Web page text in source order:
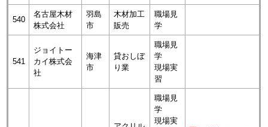
540
名古屋木材
株式会社
羽島
市
木材加工
販売
職場見
学
541
ジョイトー
カイ株式会
社
海津
市
貸おしぼ
り業
職場見
学
現場実
習
職場見
学
現場実